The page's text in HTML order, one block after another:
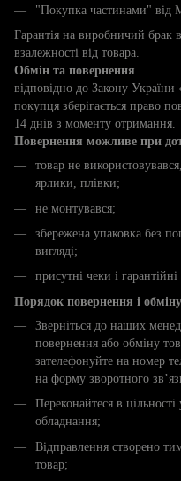
"Покупка частинами" від
Гарантія на виробничий брак
взалежності від товара.
Обмін та повернення
відповідно до Закону
покупця зберігається право
14 днів з моменту отримання.
Повернення можливе при
товар не
ярлики, плівки;
не монтувався;
збережена упаковка без
вигляді;
присутні чеки і
Порядок повернення і
Зверніться до наших
повернення або обміну
зателефонуйте на номер
на форму зворотного
Переконайтеся в
обладнання;
Відправлення створено
товар;